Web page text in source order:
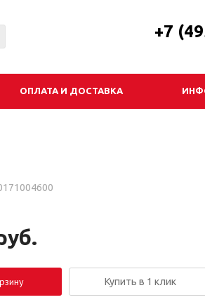
+7
ОПЛАТА И ДОСТАВКА
Купить в 1 клик